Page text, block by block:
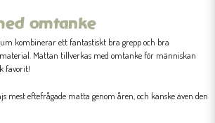
omtanke
kombinerar ett fantastiskt bra grepp och bra
Mattan tillverkas med omtanke för människan
favorit!
mest eftefrågade matta genom åren, och kanske även den